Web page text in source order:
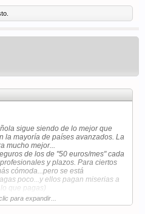
sigue siendo de lo mejor que
la mayoría de países avanzados. La
mucho mejor...
de los de "50 euros/mes" cada
y plazos. Para ciertos
cómoda...pero se está
poco...y ellos pagan miserias a
que pagas)
taco por delante o con seguros
de unos cientos de euros
para expandir...